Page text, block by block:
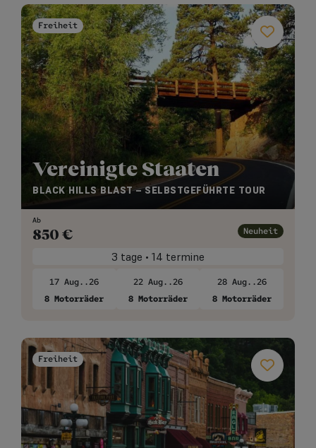
Freiheit
Vereinigte Staaten
BLACK HILLS BLAST – SELBSTGEFÜHRTE TOUR
Ab
850 € Neuheit
3 tage • 14 termine
17 Aug..26
8 Motorräder
22 Aug..26
8 Motorräder
28 Aug..26
8 Motorräder
Freiheit